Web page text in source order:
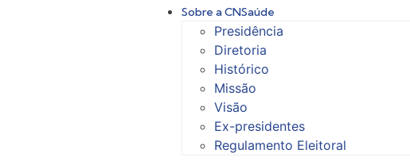
Sobre a CNSaúde
Presidência
Diretoria
Histórico
Missão
Visão
Ex-presidentes
Regulamento Eleitoral